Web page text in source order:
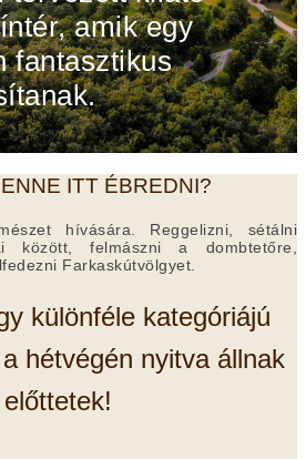
amik egy
fantasztikus
ITT ÉBREDNI?
hívására. Reggelizni, sétálni
között, felmászni a dombtetőre,
Farkaskútvölgyet.
különféle kategóriájú
hétvégén nyitva állnak
előttetek!